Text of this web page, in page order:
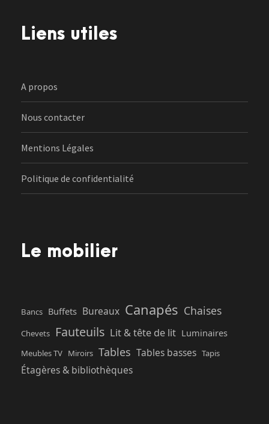
Liens utiles
A propos
Nous contacter
Mentions Légales
Politique de confidentialité
Le mobilier
Bancs Buffets Bureaux Canapés Chaises
Chevets Fauteuils Lit & tête de lit Luminaires
Meubles TV Miroirs Tables Tables basses Tapis
Étagères & bibliothèques